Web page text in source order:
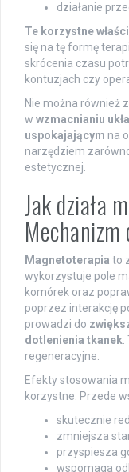
działanie
Te korzystne
się na tę formę
skrócenia czasu
kontuzjach czy
Nie można również
w wzmacnianiu
uspokajającym na
narzędziem
estetycznej.
Jak działa
Magnetoterapia to
wykorzystuje pole
komórek oraz
poprzez interakcję
prowadzi do
dotlenienia tkanek.
regeneracyjne.
Efekty stosowania
korzystne. Przede
skutecznie
zmniejsza
przyspiesza
wspomaga